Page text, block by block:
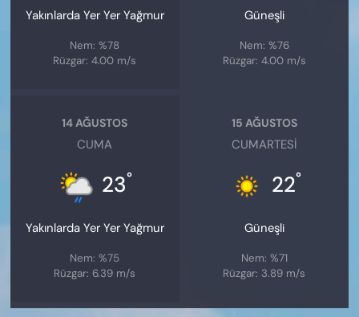
Yakınlarda Yer Yer Yağmur
Nem: %78
Rüzgar: 4.00 m/s
Güneşli
Nem: %76
Rüzgar: 4.00 m/s
14 AĞUSTOS
CUMA
23°
Yakınlarda Yer Yer Yağmur
Nem: %75
Rüzgar: 6.39 m/s
15 AĞUSTOS
CUMARTESI
22°
Güneşli
Nem: %71
Rüzgar: 3.89 m/s